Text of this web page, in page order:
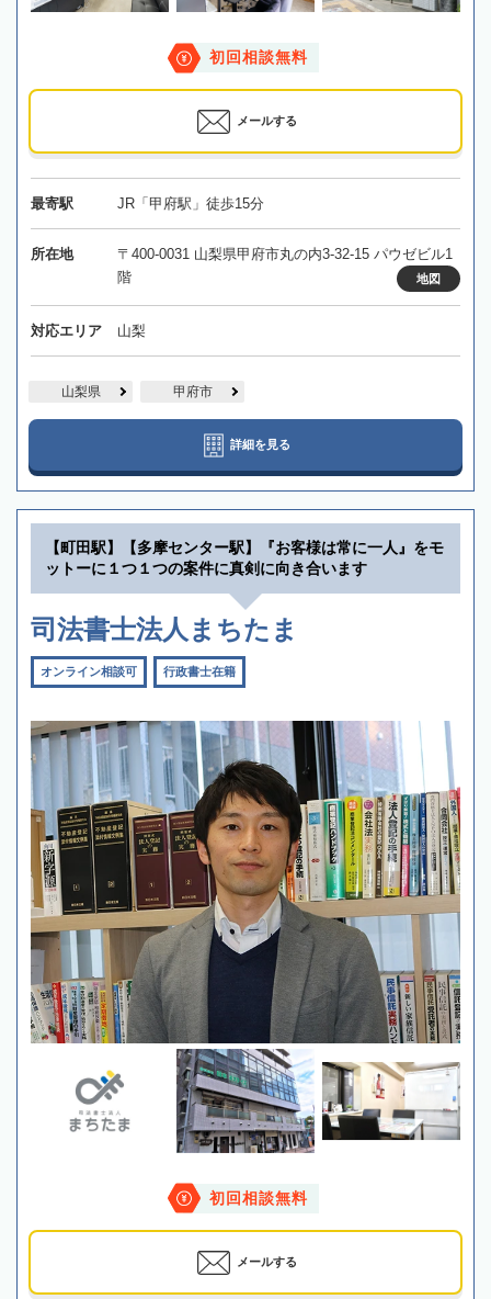
初回相談無料
メールする
最寄駅 JR「甲府駅」徒歩15分
所在地
〒400-0031 山梨県甲府市丸の内3-32-15 パウゼビル1
階
地図
対応エリア 山梨
山梨県 甲府市
詳細を見る
【町田駅】【多摩センター駅】『お客様は常に一人』をモ
ットーに１つ１つの案件に真剣に向き合います
司法書士法人まちたま
オンライン相談可 行政書士在籍
初回相談無料
メールする